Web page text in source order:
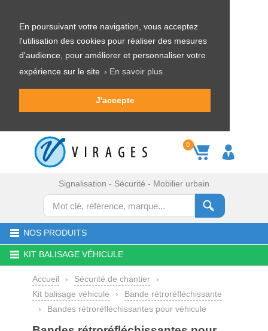
En poursuivant votre navigation, vous acceptez
l'utilisation des cookies pour réaliser des mesures
d'audience, pour améliorer et personnaliser votre
expérience sur le site › En savoir plus
J'accepte
0
Signalisation - Sécurité - Mobilier urbain
NOS PRODUITS
KIT BALISAGE VÉHICULE
Accueil › Sécurité de chantier
›
Kit balisage véhicule
›
Bande rétroréfléchissante
›
Bandes rétroréfléchissantes pour véhicule